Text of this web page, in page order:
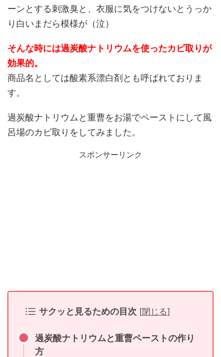
ーンとする刺激臭と、衣服に気をつけないとうっか
り白いまだら模様が（泣）
そんな時には過炭酸ナトリウムを使ったカビ取りが
効果的。
商品名としては酸素系漂白剤とも呼ばれておりま
す。
過炭酸ナトリウムと重曹をお湯でペーストにして風
呂場のカビ取りをしてみました。
スポンサーリンク
サクッと見るための目次 [閉じる]
過炭酸ナトリウムと重曹ペーストの作り
方